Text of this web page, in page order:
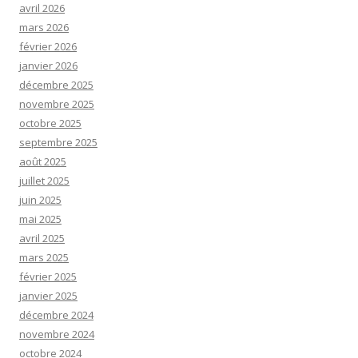
avril 2026
mars 2026
février 2026
janvier 2026
décembre 2025
novembre 2025
octobre 2025
septembre 2025
août 2025
juillet 2025
juin 2025
mai 2025
avril 2025
mars 2025
février 2025
janvier 2025
décembre 2024
novembre 2024
octobre 2024